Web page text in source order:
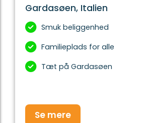
Gardasøen, Italien
Smuk beliggenhed
Familieplads for alle
Tæt på Gardasøen
Se mere